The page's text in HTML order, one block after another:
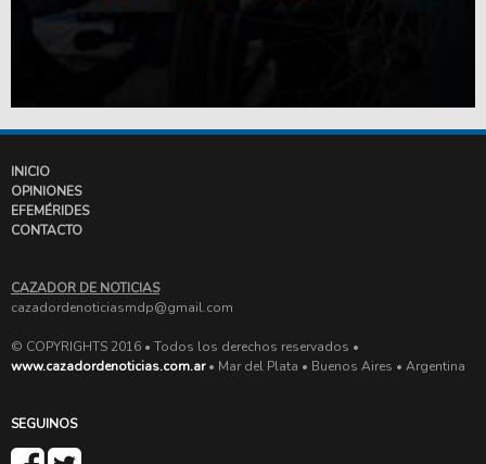
INICIO
OPINIONES
EFEMÉRIDES
CONTACTO
CAZADOR DE NOTICIAS
cazadordenoticiasmdp@gmail.com
© COPYRIGHTS 2016 • Todos los derechos reservados •
www.cazadordenoticias.com.ar• Mar del Plata • Buenos Aires • Argentina
SEGUINOS